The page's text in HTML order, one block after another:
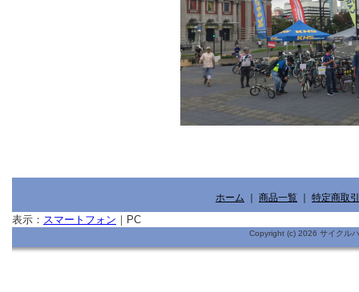
ホーム ｜ 商品一覧 ｜ 特定商取
表示： スマートフォン ｜ PC
Copyright (c) 2026 サイクル